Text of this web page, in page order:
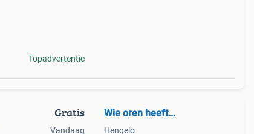
Topadvertentie
Gratis
Vandaag
Wie oren heeft...
Hengelo